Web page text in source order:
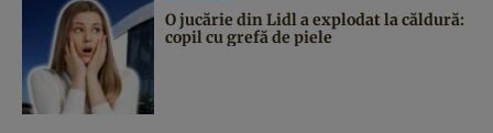
O jucărie din Lidl a explodat la căldură:
copil cu grefă de piele